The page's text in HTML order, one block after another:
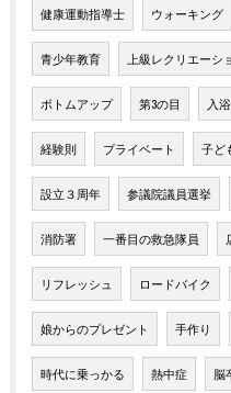
健康運動指導士 ウォーキング
青少年教育 上級レクリエーシ
ボトムアップ 第3の目 入
経験則 プライベート 子ど
設立３周年 参議院議員選挙
消防署 一番目の救急隊員
リフレッシュ ロードバイク
娘からのプレゼント 手作り
時代に乗っかる 熱中症 脳